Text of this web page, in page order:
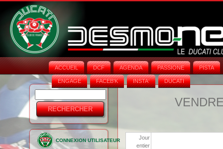
ACCUEIL DCF AGENDA PASSIONE PISTA
ENGAGE FACEB'K INSTA‘ DUCATI
Formulaire
de
recherche
CONNEXION UTILISATEUR
Jour
entier